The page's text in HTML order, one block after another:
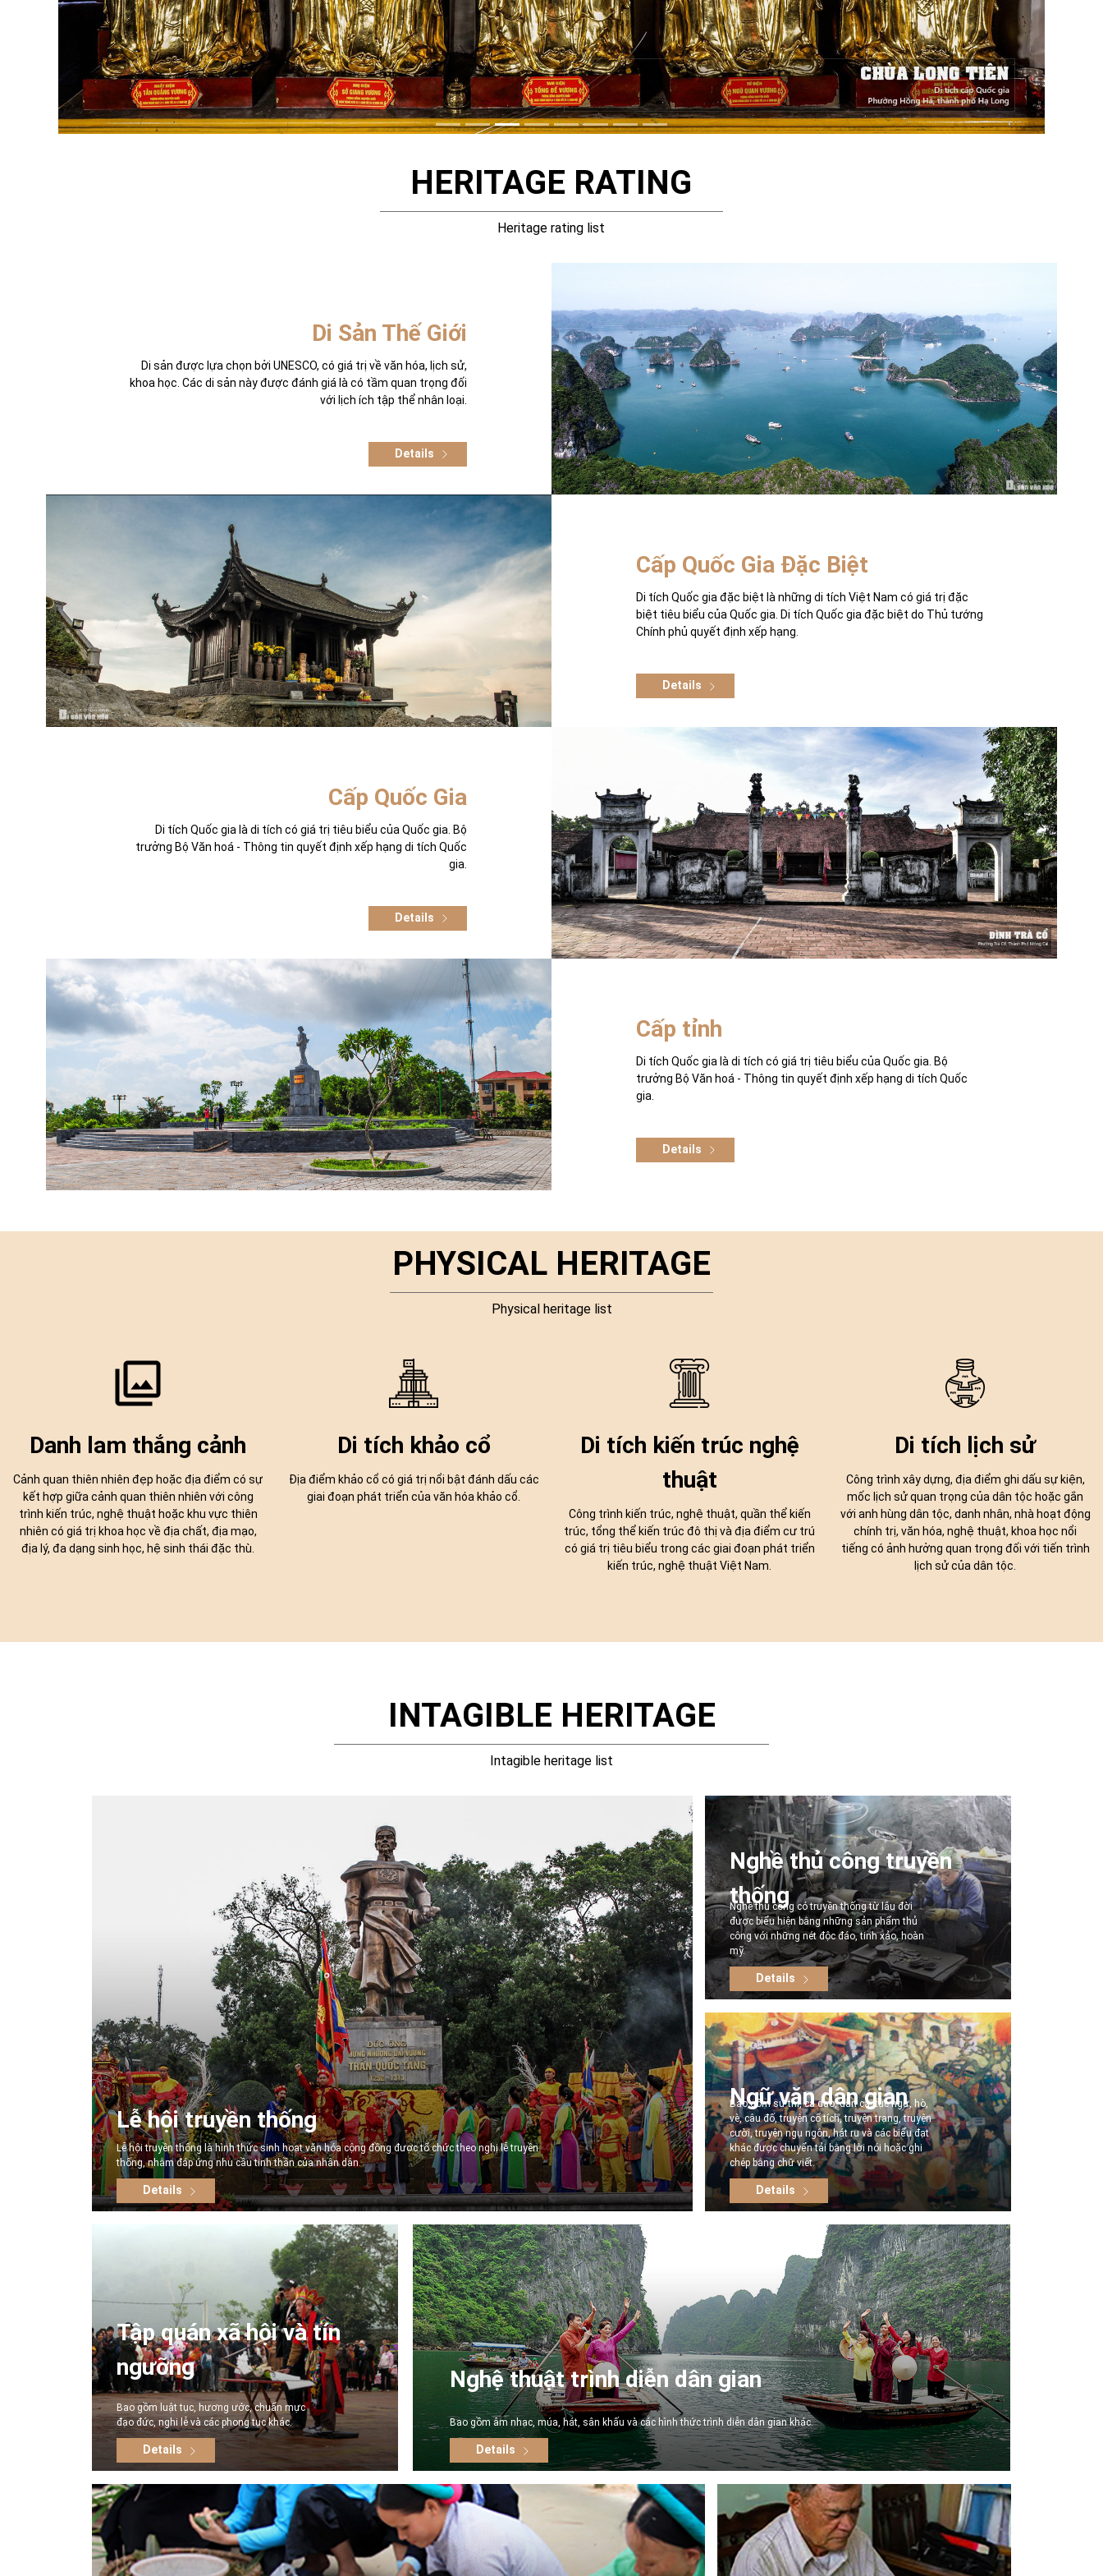
HERITAGE RATING
Heritage rating list
Di Sản Thế Giới
Di sản được lựa chọn bởi UNESCO, có giá trị về văn hóa, lịch sử,
khoa học. Các di sản này được đánh giá là có tầm quan trọng đối
với lịch ích tập thể nhân loại.
Details
Cấp Quốc Gia Đặc Biệt
Di tích Quốc gia đặc biệt là những di tích Việt Nam có giá trị đặc
biệt tiêu biểu của Quốc gia. Di tích Quốc gia đặc biệt do Thủ tướng
Chính phủ quyết định xếp hạng.
Details
Cấp Quốc Gia
Di tích Quốc gia là di tích có giá trị tiêu biểu của Quốc gia. Bộ
trưởng Bộ Văn hoá - Thông tin quyết định xếp hạng di tích Quốc
gia.
Details
Cấp tỉnh
Di tích Quốc gia là di tích có giá trị tiêu biểu của Quốc gia. Bộ
trưởng Bộ Văn hoá - Thông tin quyết định xếp hạng di tích Quốc
gia.
Details
PHYSICAL HERITAGE
Physical heritage list
Danh lam thắng cảnh
Cảnh quan thiên nhiên đẹp hoặc địa điểm có sự
kết hợp giữa cảnh quan thiên nhiên với công
trình kiến trúc, nghệ thuật hoặc khu vực thiên
nhiên có giá trị khoa học về địa chất, địa mạo,
địa lý, đa dạng sinh học, hệ sinh thái đặc thù.
Di tích khảo cổ
Địa điểm khảo cổ có giá trị nổi bật đánh dấu các
giai đoạn phát triển của văn hóa khảo cổ.
Di tích kiến trúc nghệ
thuật
Công trình kiến trúc, nghệ thuật, quần thể kiến
trúc, tổng thể kiến trúc đô thị và địa điểm cư trú
có giá trị tiêu biểu trong các giai đoạn phát triển
kiến trúc, nghệ thuật Việt Nam.
Di tích lịch sử
Công trình xây dựng, địa điểm ghi dấu sự kiện,
mốc lịch sử quan trọng của dân tộc hoặc gắn
với anh hùng dân tộc, danh nhân, nhà hoạt động
chính trị, văn hóa, nghệ thuật, khoa học nổi
tiếng có ảnh hưởng quan trọng đối với tiến trình
lịch sử của dân tộc.
INTAGIBLE HERITAGE
Intagible heritage list
Lễ hội truyền thống
Lễ hội truyền thống là hình thức sinh hoạt văn hóa cộng đồng được tổ chức theo nghi lễ truyền
thống, nhằm đáp ứng nhu cầu tinh thần của nhân dân.
Details
Nghề thủ công truyền
thống
Nghề thủ công có truyền thống từ lâu đời
được biểu hiện bằng những sản phẩm thủ
công với những nét độc đáo, tinh xảo, hoàn
mỹ.
Details
Ngữ văn dân gian
Bao gồm sử thi, ca dao, dân ca, tục ngữ, hò,
vè, câu đố, truyện cổ tích, truyện trạng, truyện
cười, truyện ngụ ngôn, hát ru và các biểu đạt
khác được chuyển tải bằng lời nói hoặc ghi
chép bằng chữ viết.
Details
Tập quán xã hội và tín
ngưỡng
Bao gồm luật tục, hương ước, chuẩn mực
đạo đức, nghi lễ và các phong tục khác.
Details
Nghệ thuật trình diễn dân gian
Bao gồm âm nhạc, múa, hát, sân khấu và các hình thức trình diễn dân gian khác.
Details